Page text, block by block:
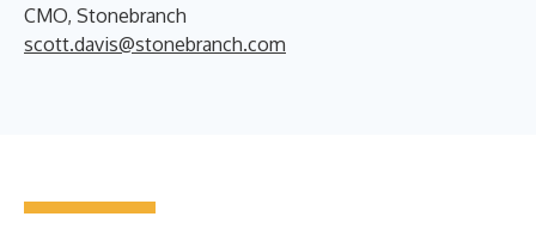
CMO, Stonebranch
scott.davis@stonebranch.com